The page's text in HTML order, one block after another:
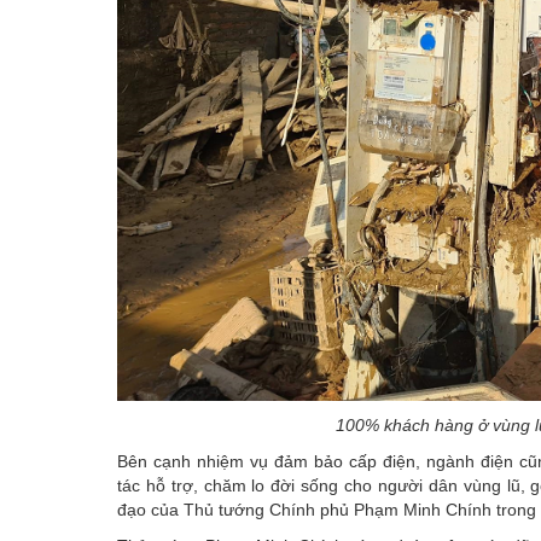
100% khách hàng ở vùng
Bên cạnh nhiệm vụ đảm bảo cấp điện, ngành điện
tác hỗ trợ, chăm lo đời sống cho người dân vùng lũ,
đạo của Thủ tướng Chính phủ Phạm Minh Chính